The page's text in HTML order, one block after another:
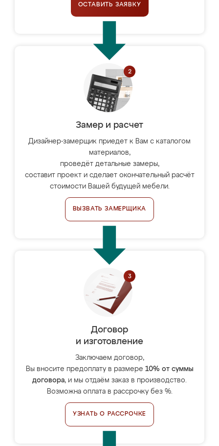
ОСТАВИТЬ ЗАЯВКУ
Замер и расчет
Дизайнер-замерщик приедет к Вам с каталогом
материалов,
проведёт детальные замеры,
составит проект и сделает окончательный расчёт
стоимости Вашей будущей мебели.
ВЫЗВАТЬ ЗАМЕРЩИКА
Договор
и изготовление
Заключаем договор,
Вы вносите предоплату в размере 10% от суммы
договора, и мы отдаём заказ в производство.
Возможна оплата в рассрочку без %.
УЗНАТЬ О РАССРОЧКЕ